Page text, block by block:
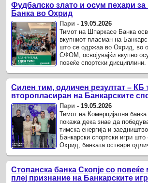
Фудбалско злато и осум пехари
Банка во Охрид
Пари - 19.05.2026
Тимот на Шпаркасе Банка
вкупниот пласман на
што се одржаа во Охрид, во
СФОМ, освојувајќи вкупно
повеќе спортски дисциплини.
Силен тим, одличен резултат – КБ
второпласиран на Банкарските
Пари -19.05.2026
Тимот на Комерцијална
покажа дека знае да
тимска енергија и
Банкарски спортски игри
Охрид, банката оствари
Стопанска банка Скопје со
плеј признание на Банкарските